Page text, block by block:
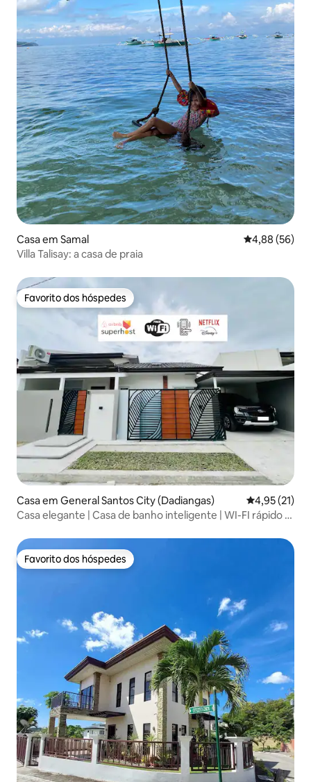
Casa em Samal Classificação
4,88 (56)
Villa Talisay: a casa de praia
Favorito dos hóspedes
Favorito dos hóspedes
Casa em General Santos City (Dadiangas) Classificação
4,95 (21)
Casa elegante | Casa de banho inteligente | WI-FI rápido |
Favorito dos hóspedes
Favorito dos hóspedes